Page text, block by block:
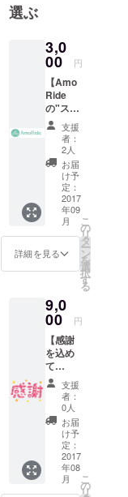
選ぶ
3,0
00 円
【Amo
Ride
の"ス
テッ
カー"を
プレゼ
ン
ト！！
してい
ただい
た方全
員に、
AmoRi
deのス
テッ
プレゼ
ントし
ま
す！！
支援
者：
2人
お届
け予
定：
2017
年09
月
詳細を見る
こ
の
リ
タ
ー
ン
を
選
択
す
る
9,0
00 円
【感謝
を込め
て
AmoRi
deから
御礼の
手紙を
送りま
す！！
】 支援
してい
ただい
支援
者：
0人
お届
け予
定：
2017
年08
月
こ
の
リ